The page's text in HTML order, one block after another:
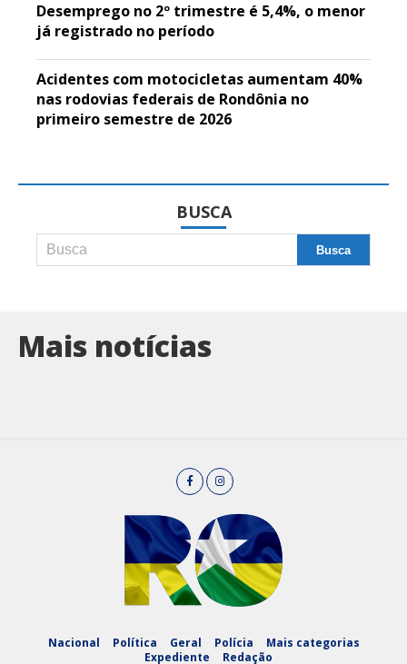
Desemprego no 2º trimestre é 5,4%, o menor
já registrado no período
Acidentes com motocicletas aumentam 40%
nas rodovias federais de Rondônia no
primeiro semestre de 2026
BUSCA
Mais notícias
Nacional Política Geral Polícia
Mais categorias
Expediente
Redação